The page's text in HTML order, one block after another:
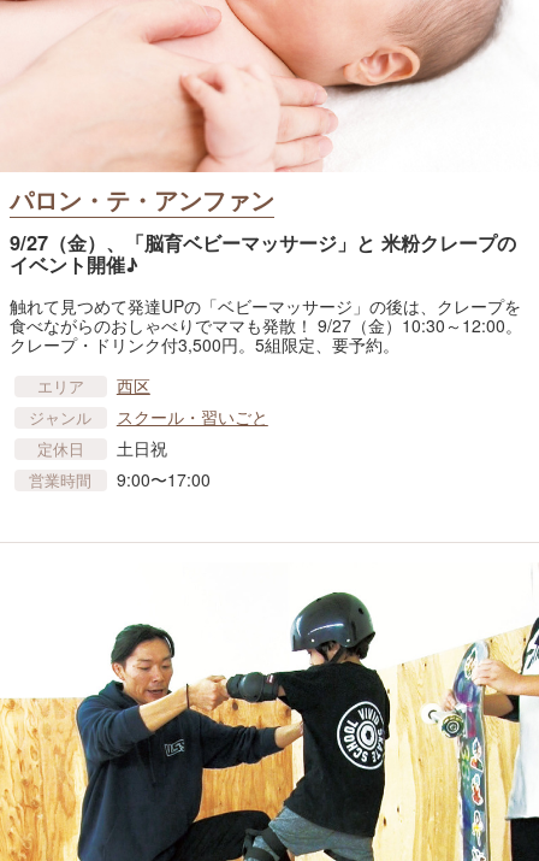
パロン・テ・アンファン
9/27（金）、「脳育ベビーマッサージ」と 米粉クレープの
イベント開催♪
触れて見つめて発達UPの「ベビーマッサージ」の後は、クレープを
食べながらのおしゃべりでママも発散！ 9/27（金）10:30～12:00。
クレープ・ドリンク付3,500円。5組限定、要予約。
エリア 西区
ジャンル スクール・習いごと
定休日 土日祝
営業時間 9:00〜17:00